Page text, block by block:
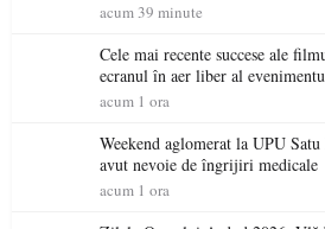
acum 39 minute
Cele mai recente succese ale
ecranul în aer liber al
cinematografice Partium”
acum 1 ora
Weekend aglomerat la UPU
avut nevoie de îngrijiri medicale
acum 1 ora